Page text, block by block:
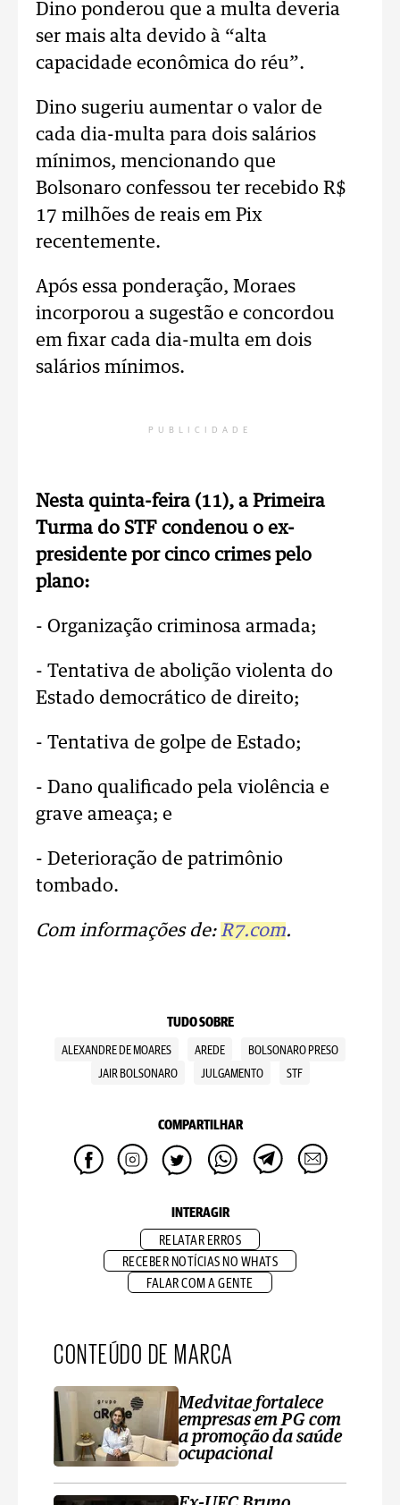
Dino ponderou que a multa deveria
ser mais alta devido à “alta
capacidade econômica do réu”.
Dino sugeriu aumentar o valor de
cada dia-multa para dois salários
mínimos, mencionando que
Bolsonaro confessou ter recebido R$
17 milhões de reais em Pix
recentemente.
Após essa ponderação, Moraes
incorporou a sugestão e concordou
em fixar cada dia-multa em dois
salários mínimos.
PUBLICIDADE
Nesta quinta-feira (11), a Primeira
Turma do STF condenou o ex-
presidente por cinco crimes pelo
plano:
- Organização criminosa armada;
- Tentativa de abolição violenta do
Estado democrático de direito;
- Tentativa de golpe de Estado;
- Dano qualificado pela violência e
grave ameaça; e
- Deterioração de patrimônio
tombado.
Com informações de: R7.com.
TUDO SOBRE
ALEXANDRE DE MOARES AREDE
BOLSONARO PRESO
JAIR BOLSONARO
JULGAMENTO STF
COMPARTILHAR
INTERAGIR
RELATAR ERROS
RECEBER NOTÍCIAS NO WHATS
FALAR COM A GENTE
CONTEÚDO DE MARCA
Medvitae fortalece
empresas em PG com
a promoção da saúde
ocupacional